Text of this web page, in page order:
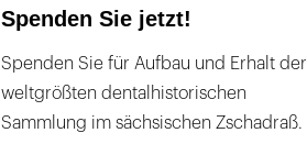
Spenden Sie jetzt!
Spenden Sie für Aufbau und Erhalt der
weltgrößten dentalhistorischen
Sammlung im sächsischen Zschadraß.